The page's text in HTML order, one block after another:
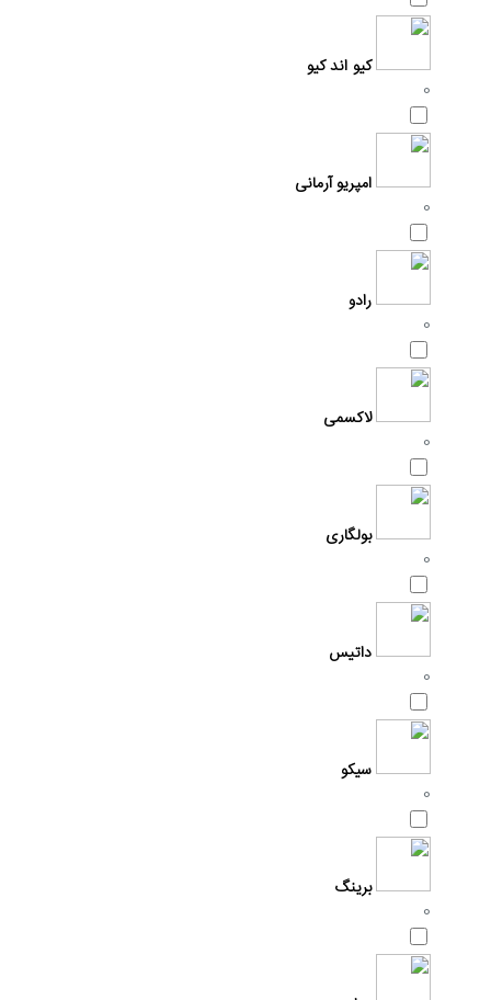
کیو اند کیو
0
امپریو آرمانی
0
رادو
0
لاکسمی
0
بولگاری
0
داتیس
0
سیکو
0
برینگ
0